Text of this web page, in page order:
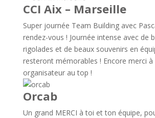
CCI Aix – Marseille
Super journée Team Building avec
rendez-vous ! Journée intense avec de
rigolades et de beaux souvenirs en
resteront mémorables ! Encore merci
organisateur au top !
Orcab
Un grand MERCI à toi et ton équipe,